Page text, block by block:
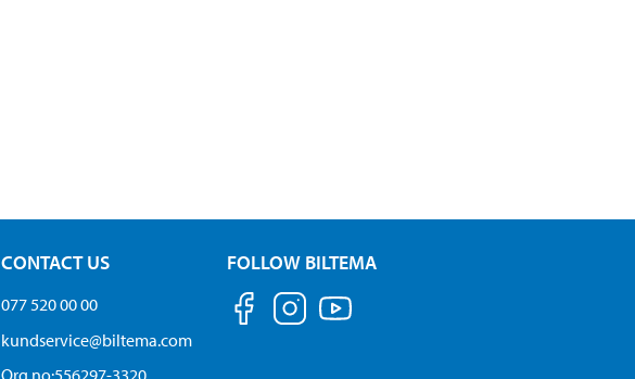
CONTACT US
077 520 00 00
kundservice@biltema.com
FOLLOW BILTEMA